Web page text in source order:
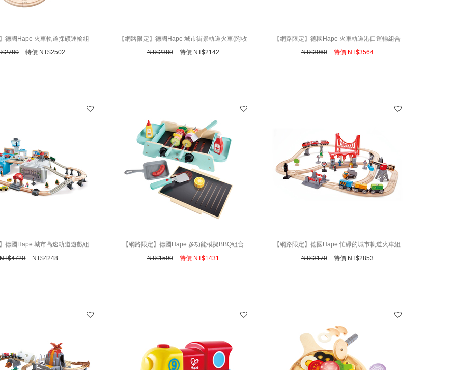
德國Hape 火車軌道採礦運輸組
2780 特價NT$2502
【網路限定】德國Hape 城市街景軌道火車(附收
納箱48件組)
NT$2380 特價NT$2142
【網路限定】德國Hape 火車軌道港口運輸組合
NT$3960 特價NT$3564
德國Hape 城市高速軌道遊戲組
NT$4720 NT$4248
【網路限定】德國Hape 多功能模擬BBQ組合
NT$1590 特價NT$1431
【網路限定】德國Hape 忙碌的城市軌道火車組
NT$3170 特價NT$2853